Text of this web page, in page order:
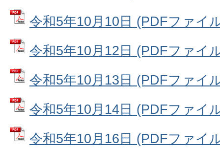
令和5年10月10日 (PDFファイ
令和5年10月12日 (PDFファイ
令和5年10月13日 (PDFファイ
令和5年10月14日 (PDFファイ
令和5年10月16日 (PDFファイ